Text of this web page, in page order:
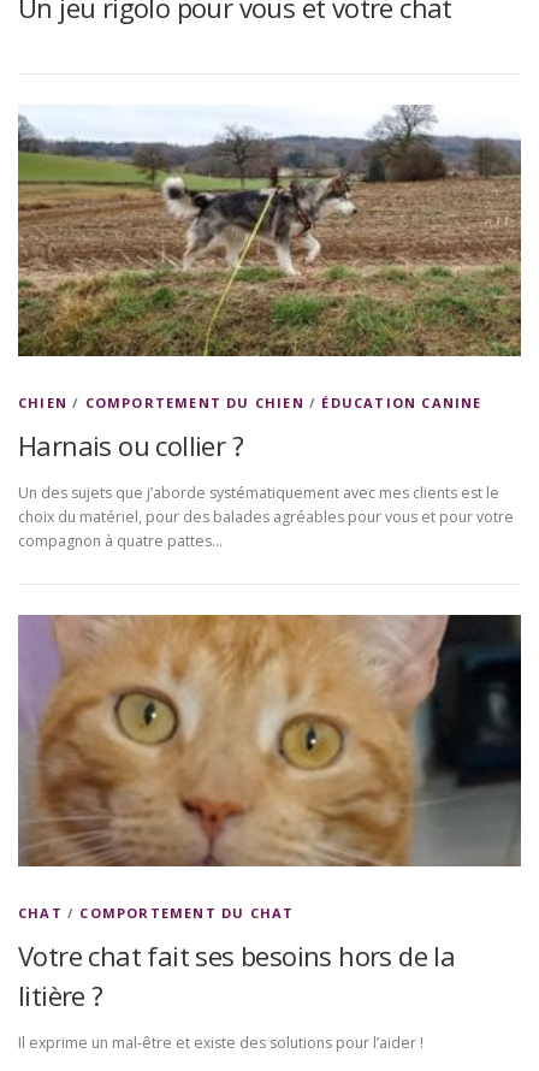
CHIEN / COMPORTEMENT DU CHIEN / ÉDUCATION CANINE
Harnais ou collier ?
Un des sujets que j’aborde systématiquement avec mes clients est le
choix du matériel, pour des balades agréables pour vous et pour votre
compagnon à quatre pattes…
CHAT / COMPORTEMENT DU CHAT
Votre chat fait ses besoins hors de la
litière ?
Il exprime un mal-être et existe des solutions pour l’aider !